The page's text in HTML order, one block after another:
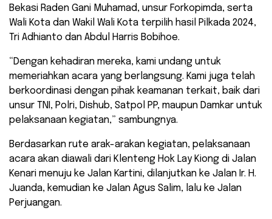
Bekasi Raden Gani Muhamad, unsur Forkopimda, serta
Wali Kota dan Wakil Wali Kota terpilih hasil Pilkada 2024,
Tri Adhianto dan Abdul Harris Bobihoe.
“Dengan kehadiran mereka, kami undang untuk
memeriahkan acara yang berlangsung. Kami juga telah
berkoordinasi dengan pihak keamanan terkait, baik dari
unsur TNI, Polri, Dishub, Satpol PP, maupun Damkar untuk
pelaksanaan kegiatan,” sambungnya.
Berdasarkan rute arak-arakan kegiatan, pelaksanaan
acara akan diawali dari Klenteng Hok Lay Kiong di Jalan
Kenari menuju ke Jalan Kartini, dilanjutkan ke Jalan Ir. H.
Juanda, kemudian ke Jalan Agus Salim, lalu ke Jalan
Perjuangan.